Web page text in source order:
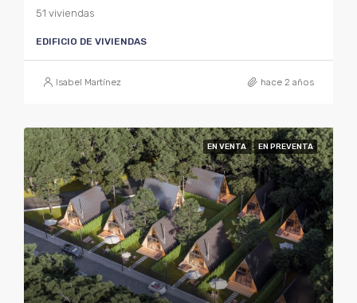
51 viviendas
EDIFICIO DE VIVIENDAS
Isabel Martínez hace 2 años
EN VENTA EN PREVENTA